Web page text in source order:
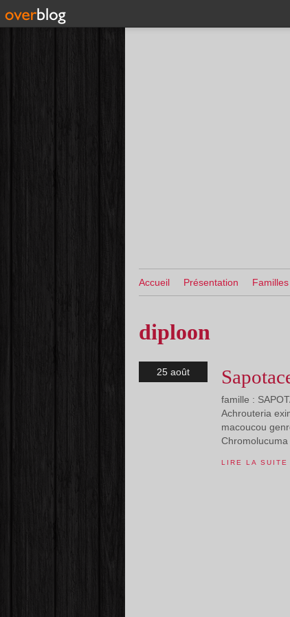
Accueil Présentation
diploon
25 août
famille :
Achrouteria
macoucou
Chromolucuma
LIRE LA SUITE